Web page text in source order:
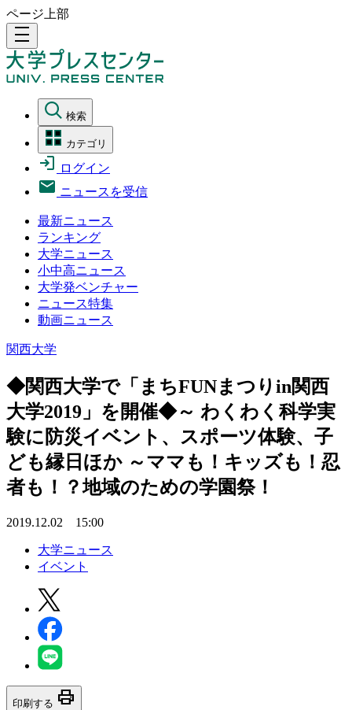
ページ上部
density_medium
検索
カテゴリ
ログイン
ニュースを受信
最新ニュース
ランキング
大学ニュース
小中高ニュース
大学発ベンチャー
ニュース特集
動画ニュース
関西大学
◆関西大学で「まちFUNまつりin関西
大学2019」を開催◆～ わくわく科学実
験に防災イベント、スポーツ体験、子
ども縁日ほか ～ママも！キッズも！忍
者も！？地域のための学園祭！
2019.12.02 15:00
大学ニュース
イベント
印刷する print